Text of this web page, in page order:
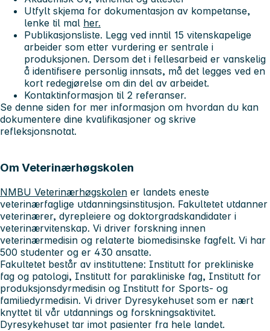
Utfylt skjema for dokumentasjon av kompetanse,
lenke til mal her.
Publikasjonsliste. Legg ved inntil 15 vitenskapelige
arbeider som etter vurdering er sentrale i
produksjonen. Dersom det i fellesarbeid er vanskelig
å identifisere personlig innsats, må det legges ved en
kort redegjørelse om din del av arbeidet.
Kontaktinformasjon til 2 referanser.
Se denne siden for mer informasjon om hvordan du kan
dokumentere dine kvalifikasjoner og skrive
refleksjonsnotat.
Om Veterinærhøgskolen
NMBU Veterinærhøgskolen er landets eneste
veterinærfaglige utdanningsinstitusjon. Fakultetet utdanner
veterinærer, dyrepleiere og doktorgradskandidater i
veterinærvitenskap. Vi driver forskning innen
veterinærmedisin og relaterte biomedisinske fagfelt. Vi har
500 studenter og er 430 ansatte.
Fakultetet består av instituttene: Institutt for prekliniske
fag og patologi, Institutt for parakliniske fag, Institutt for
produksjonsdyrmedisin og Institutt for Sports- og
familiedyrmedisin. Vi driver Dyresykehuset som er nært
knyttet til vår utdannings og forskningsaktivitet.
Dyresykehuset tar imot pasienter fra hele landet.